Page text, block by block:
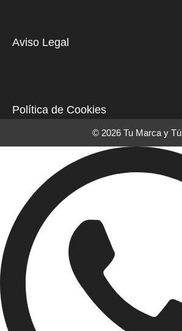
Aviso Legal
Política de Cookies
© 2026 Tu Marca y Tú